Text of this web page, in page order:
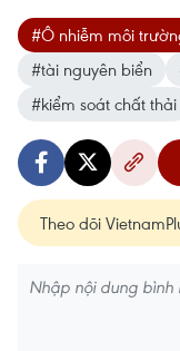
#Ô nhiễm môi
#tài nguyên biển
#kiểm soát chất thải
Theo dõi